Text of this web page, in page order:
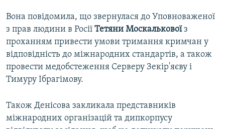
Вона повідомила, що звернулася до Уповноваженої
з прав людини в Росії Тетяни Москальковоїз
проханням привести умови тримання кримчан у
відповідність до міжнародних стандартів, а також
провести медобстеження Серверу Зекір'яєву і
Тимуру Ібрагімову.
Також Денісова закликала представників
міжнародних організацій та дипкорпусу